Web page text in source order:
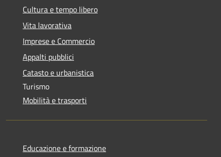
Cultura e tempo libero
Vita lavorativa
Imprese e Commercio
Appalti pubblici
Catasto e urbanistica
Turismo
Mobilità e trasporti
Educazione e formazione